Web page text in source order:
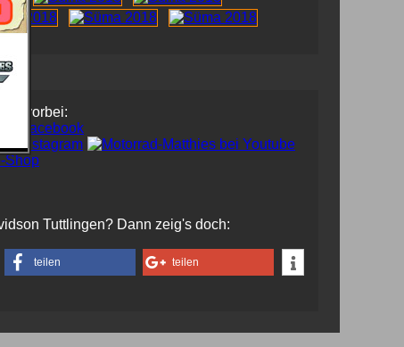
vorbei:
Tuttlingen? Dann zeig's doch:
teilen teilen